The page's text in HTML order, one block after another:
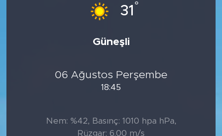
31 °
Güneşli
06 Ağustos Perşembe
18:45
Nem: %42, Basınç: 1010 hpa hPa,
Rüzgar: 6.00 m/s
DİNİ